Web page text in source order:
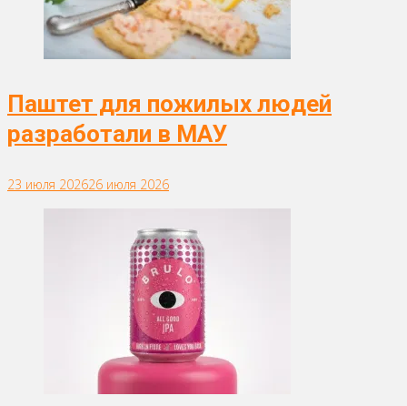
Паштет для пожилых людей
разработали в МАУ
23 июля 202626 июля 2026